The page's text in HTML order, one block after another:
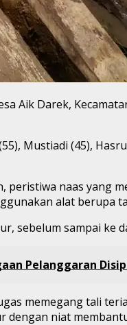
Aik Darek,
Mustiadi (45),
peristiwa naas yang
alat
sebelum sampai
Pelanggaran
memegang tali
niat